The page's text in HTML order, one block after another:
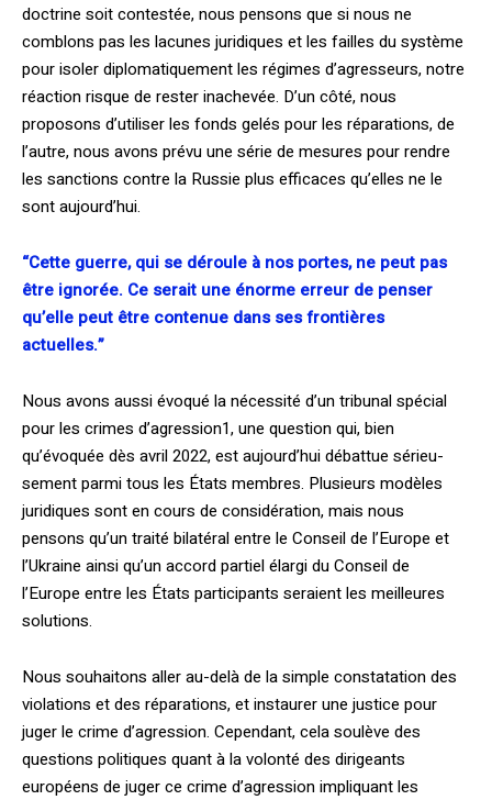
doctrine soit contestée, nous pensons que si nous ne
comblons pas les lacunes juridiques et les failles du système
pour isoler diplomatiquement les régimes d’agresseurs, notre
réaction risque de rester inachevée. D’un côté, nous
proposons d’uti­liser les fonds gelés pour les réparations, de
l’autre, nous avons prévu une série de mesures pour rendre
les sanctions contre la Russie plus efficaces qu’elles ne le
sont aujourd’hui.
“Cette guerre, qui se déroule à nos portes, ne peut pas
être ignorée. Ce serait une énorme erreur de penser
qu’elle peut être contenue dans ses frontières
actuelles.”
Nous avons aussi évoqué la nécessité d’un tribunal spécial
pour les crimes d’agression1, une question qui, bien
qu’évoquée dès avril 2022, est aujourd’hui débattue sérieu­
sement parmi tous les États membres. Plusieurs modèles
juridiques sont en cours de considération, mais nous
pensons qu’un traité bilatéral entre le Conseil de l’Europe et
l’Ukraine ainsi qu’un accord partiel élargi du Conseil de
l’Europe entre les États parti­cipants seraient les meilleures
solutions.
Nous souhaitons aller au-delà de la simple constatation des
violations et des réparations, et instaurer une justice pour
juger le crime d’agression. Cependant, cela soulève des
questions politiques quant à la volonté des dirigeants
européens de juger ce crime d’agression impliquant les